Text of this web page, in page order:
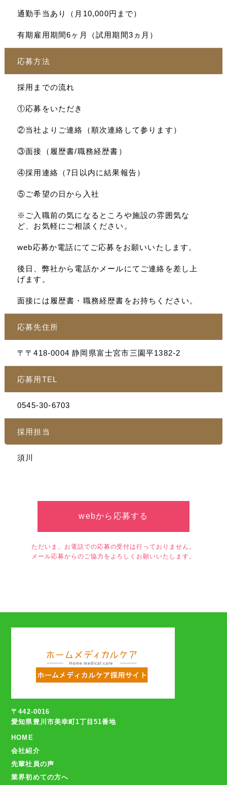
通勤手当あり（月10,000円まで）
有期雇用期間6ヶ月（試用期間3ヵ月）
応募方法
採用までの流れ
①応募をいただき
②当社よりご連絡（順次連絡して参ります）
③面接（履歴書/職務経歴書）
④採用連絡（7日以内に結果報告）
⑤ご希望の日から入社
※ご入職前の気になるところや施設の雰囲気な
ど、お気軽にご相談ください。
web応募か電話にてご応募をお願いいたします。
後日、弊社から電話かメールにてご連絡を差し上
げます。
面接には履歴書・職務経歴書をお持ちください。
応募先住所
〒〒418-0004 静岡県富士宮市三園平1382-2
応募用TEL
0545-30-6703
採用担当
須川
webから応募する
ただいま、お電話での応募の受付は行っておりません。
メール応募からのご協力をよろしくお願いいたします。
〒442-0016
愛知県豊川市美幸町1丁目51番地
HOME
会社紹介
先輩社員の声
業界初めての方へ